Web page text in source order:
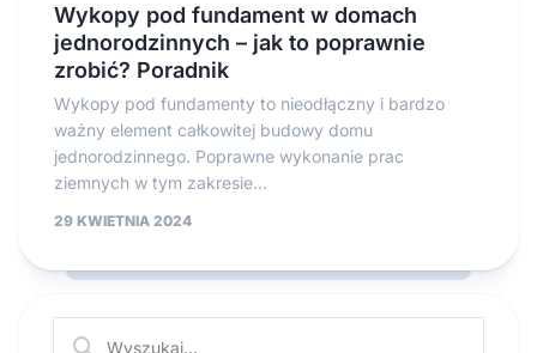
Wykopy pod fundament w domach
jednorodzinnych – jak to poprawnie
zrobić? Poradnik
Wykopy pod fundamenty to nieodłączny i bardzo
ważny element całkowitej budowy domu
jednorodzinnego. Poprawne wykonanie prac
ziemnych w tym zakresie...
29 KWIETNIA 2024